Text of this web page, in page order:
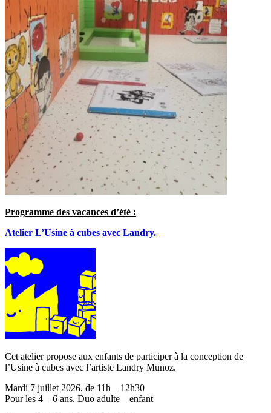
Programme des vacances d’été :
Atelier L’Usine à cubes avec Landry.
Cet atelier propose aux enfants de participer à la conception de
l’Usine à cubes avec l’artiste Landry Munoz.
Mardi 7 juillet 2026, de 11h—12h30
Pour les 4—6 ans. Duo adulte—enfant